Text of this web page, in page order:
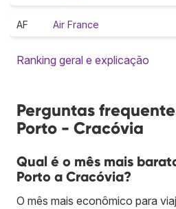
AF Air France
Ranking geral e explicação
Perguntas
Porto - Cracóvia
Qual é o mês mais
Porto a Cracóvia?
O mês mais econômico para